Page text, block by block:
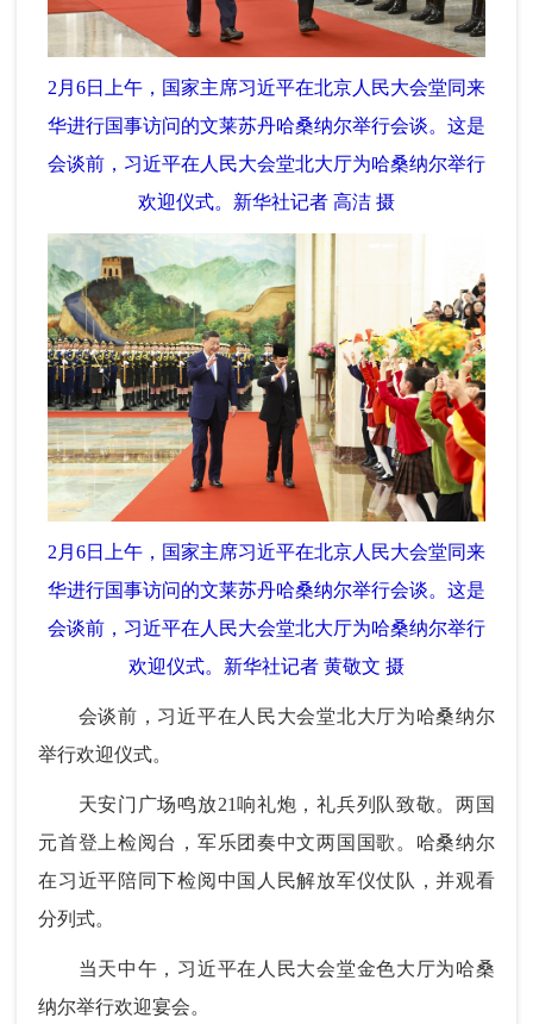
2月6日上午，国家主席习近平在北京人民大会堂同来
华进行国事访问的文莱苏丹哈桑纳尔举行会谈。这是
会谈前，习近平在人民大会堂北大厅为哈桑纳尔举行
欢迎仪式。新华社记者 高洁 摄
2月6日上午，国家主席习近平在北京人民大会堂同来
华进行国事访问的文莱苏丹哈桑纳尔举行会谈。这是
会谈前，习近平在人民大会堂北大厅为哈桑纳尔举行
欢迎仪式。新华社记者 黄敬文 摄
会谈前，习近平在人民大会堂北大厅为哈桑纳尔
举行欢迎仪式。
天安门广场鸣放21响礼炮，礼兵列队致敬。两国
元首登上检阅台，军乐团奏中文两国国歌。哈桑纳尔
在习近平陪同下检阅中国人民解放军仪仗队，并观看
分列式。
当天中午，习近平在人民大会堂金色大厅为哈桑
纳尔举行欢迎宴会。